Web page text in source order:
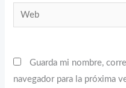
Web
Guarda mi nombre,
navegador para la próxima